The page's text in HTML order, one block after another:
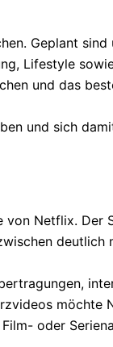
Geplant
Lifestyle
und das
und sich
von Netflix. Der
deutlich
möchte
oder